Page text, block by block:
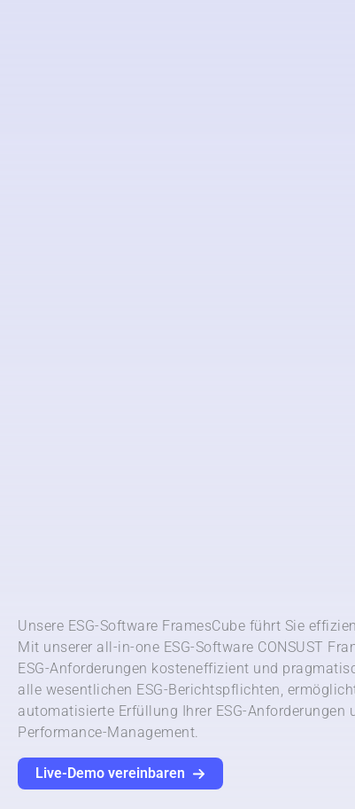
Unsere ESG-Software FramesCube führt Sie
Mit unserer all-in-one ESG-Software CONSUST
ESG-Anforderungen kosteneffizient und
alle wesentlichen ESG-Berichtspflichten,
automatisierte Erfüllung Ihrer ESG-Anforderungen
Performance-Management.
Live-Demo vereinbaren